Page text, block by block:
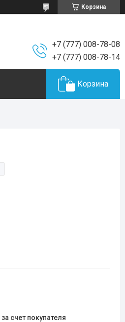
Корзина
+7 (777) 008-78-08
+7 (777) 008-78-14
Корзина
за счет покупателя